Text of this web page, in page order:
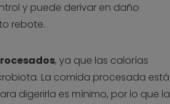
y puede derivar en daño
rebote.
, ya que las calorías
La comida procesada está
digerirla es mínimo, por lo que la